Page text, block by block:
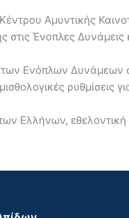
Αμυντικής
Ένοπλες Δυνάμεις
Ενόπλων Δυνάμεων
εθελοντική